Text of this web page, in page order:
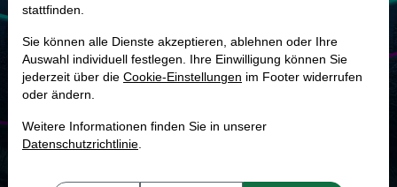
Unternehmenswert
Umsatz 60,41 Mrd. USD
40.1 %
mit dieser Aktie erfolgreich sein.
stattfinden.
Sie können alle Dienste akzeptieren, ablehnen oder Ihre
Auswahl individuell festlegen. Ihre Einwilligung können Sie
jederzeit über die Cookie-Einstellungen im Footer widerrufen
oder ändern.
Weitere Informationen finden Sie in unserer
Datenschutzrichtlinie.